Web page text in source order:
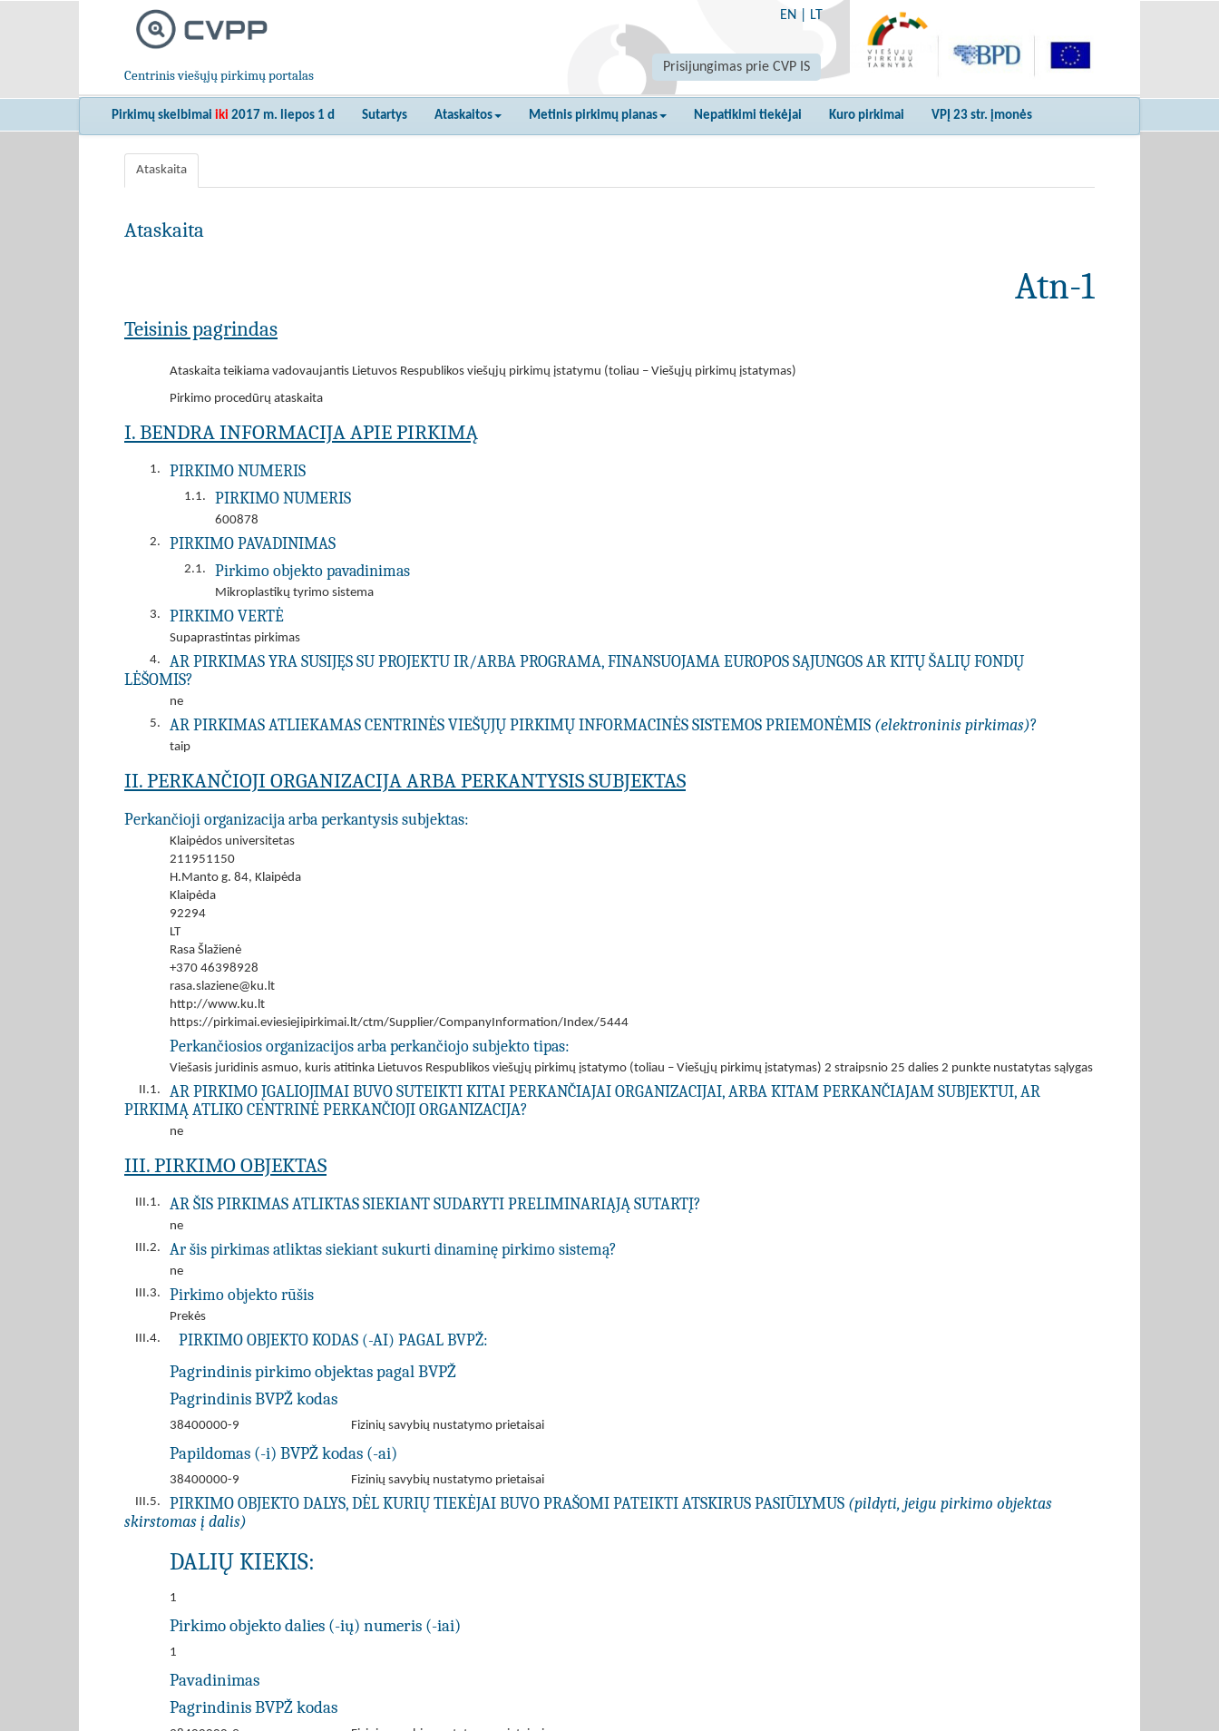
Centrinis viešųjų pirkimų portalas
EN LT
Prisijungimas prie CVP IS
Pirkimų skelbimai iki 2017 m. liepos 1 d Sutartys Ataskaitos Metinis pirkimų planas Nepatikimi tiekėjai Kuro pirkimai VPĮ 23 str. įmonės
Ataskaita
Ataskaita
Atn-1
Teisinis pagrindas
Ataskaita teikiama vadovaujantis Lietuvos Respublikos viešųjų pirkimų įstatymu (toliau – Viešųjų pirkimų įstatymas)
Pirkimo procedūrų ataskaita
I. BENDRA INFORMACIJA APIE PIRKIMĄ
1. PIRKIMO NUMERIS
1.1. PIRKIMO NUMERIS
600878
2.
PIRKIMO PAVADINIMAS
2.1. Pirkimo objekto pavadinimas
Mikroplastikų tyrimo sistema
3.
PIRKIMO VERTĖ
Supaprastintas pirkimas
4.
AR PIRKIMAS YRA SUSIJĘS SU PROJEKTU IR/ARBA PROGRAMA, FINANSUOJAMA EUROPOS SĄJUNGOS AR KITŲ ŠALIŲ FONDŲ
LĖŠOMIS?
ne
5.
AR PIRKIMAS ATLIEKAMAS CENTRINĖS VIEŠŲJŲ PIRKIMŲ INFORMACINĖS SISTEMOS PRIEMONĖMIS (elektroninis pirkimas)?
taip
II. PERKANČIOJI ORGANIZACIJA ARBA PERKANTYSIS SUBJEKTAS
Perkančioji organizacija arba perkantysis subjektas:
Klaipėdos universitetas
211951150
H.Manto g. 84, Klaipėda
Klaipėda
92294
LT
Rasa Šlažienė
+370 46398928
rasa.slaziene@ku.lt
http://www.ku.lt
https://pirkimai.eviesiejipirkimai.lt/ctm/Supplier/CompanyInformation/Index/5444
Perkančiosios organizacijos arba perkančiojo subjekto tipas:
Viešasis juridinis asmuo, kuris atitinka Lietuvos Respublikos viešųjų pirkimų įstatymo (toliau – Viešųjų pirkimų įstatymas) 2 straipsnio 25 dalies 2 punkte nustatytas sąlygas
II.1.
AR PIRKIMO ĮGALIOJIMAI BUVO SUTEIKTI KITAI PERKANČIAJAI ORGANIZACIJAI, ARBA KITAM PERKANČIAJAM SUBJEKTUI, AR
PIRKIMĄ ATLIKO CENTRINĖ PERKANČIOJI ORGANIZACIJA?
ne
III. PIRKIMO OBJEKTAS
III.1. AR ŠIS PIRKIMAS ATLIKTAS SIEKIANT SUDARYTI PRELIMINARIĄJĄ SUTARTĮ?
ne
III.2.
Ar šis pirkimas atliktas siekiant sukurti dinaminę pirkimo sistemą?
ne
III.3.
Pirkimo objekto rūšis
Prekės
III.4.
PIRKIMO OBJEKTO KODAS (-AI) PAGAL BVPŽ:
Pagrindinis pirkimo objektas pagal BVPŽ
Pagrindinis BVPŽ kodas
38400000-9 Fizinių savybių nustatymo prietaisai
Papildomas (-i) BVPŽ kodas (-ai)
38400000-9
Fizinių savybių nustatymo prietaisai
III.5.
PIRKIMO OBJEKTO DALYS, DĖL KURIŲ TIEKĖJAI BUVO PRAŠOMI PATEIKTI ATSKIRUS PASIŪLYMUS (pildyti, jeigu pirkimo objektas
skirstomas į dalis)
DALIŲ KIEKIS:
1
Pirkimo objekto dalies (-ių) numeris (-iai)
1
Pavadinimas
Pagrindinis BVPŽ kodas